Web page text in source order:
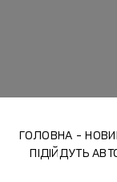
ГОЛОВНА
ПІДІЙДУТЬ